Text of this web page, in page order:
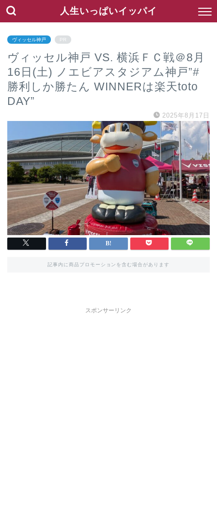
人生いっぱいイッパイ
ヴィッセル神戸 PR
ヴィッセル神戸 VS. 横浜ＦＣ戦＠8月
16日(土) ノエビアスタジアム神戸”#
勝利しか勝たん WINNERは楽天toto
DAY”
2025年8月17日
記事内に商品プロモーションを含む場合があります
スポンサーリンク